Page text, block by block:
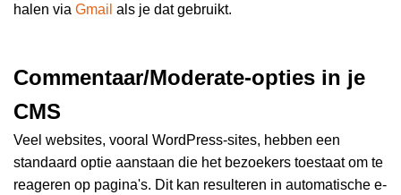
halen via Gmail als je dat gebruikt.
Commentaar/Moderate-opties in je
CMS
Veel websites, vooral WordPress-sites, hebben een
standaard optie aanstaan die het bezoekers toestaat om te
reageren op pagina's. Dit kan resulteren in automatische e-